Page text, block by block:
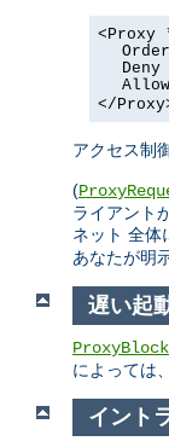
<Proxy
</
アクセス制
(
ライアント
ネット 全体
あなたが明
遅い起
ProxyBlock
によっては
イント